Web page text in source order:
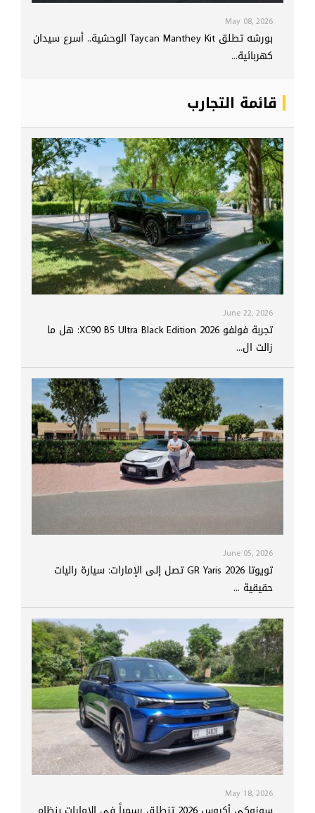
May 08, 2026
بورشه تطلق Taycan Manthey Kit الوحشية.. أسرع سيدان
كهربائية...
قائمة التجارب
June 22, 2026
تجربة فولفو XC90 B5 Ultra Black Edition 2026: هل ما
زالت ال...
June 05, 2026
تويوتا GR Yaris 2026 تصل إلى الإمارات: سيارة راليات
حقيقية ...
May 18, 2026